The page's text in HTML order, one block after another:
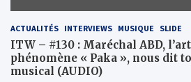
ACTUALITÉS INTERVIEWS MUSIQUE SLIDE
ITW – #130 : Maréchal ABD,
phénomène « Paka », nous dit
musical (AUDIO)